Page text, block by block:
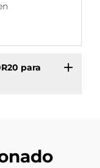
para